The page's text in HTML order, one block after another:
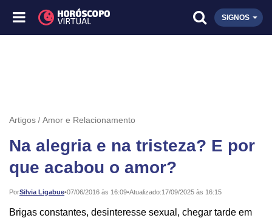
SIGNOS
Artigos Amor e Relacionamento
Na alegria e na tristeza? E por
que acabou o amor?
PorSilvia Ligabue•
Publicado: 07/06/2016 às 16:09•Atualizado:17/09/2025 às 16:15
Brigas constantes, desinteresse sexual, chegar tarde em